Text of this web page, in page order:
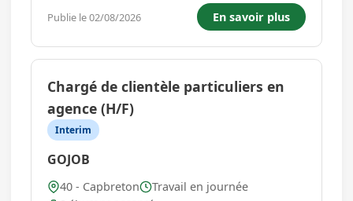
de développer vos compétences dans un cadre
bienveillant ? Nous recherchons un(e)
Assistant(e) Comptable motivé(e) e...
Publie le 02/08/2026 En savoir plus
Chargé de clientèle particuliers en
agence (H/F)
Interim
GOJOB
40 - Capbreton
Travail en journée